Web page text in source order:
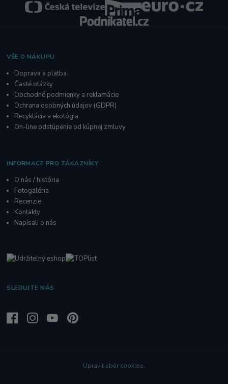
VŠE O NÁKUPU
Doprava a platba
Časté otázky
Obchodné podmienky a reklamácie
Ochrana osobných údajov (GDPR)
Recyklácia a ekológia
On-line odstúpenie od kúpnej zmluvy
INFORMACE PRO ZÁKAZNÍKY
O nás / história
Fotogaléria
Recenzie
Kontakty
Napísali o nás
SLEDUJTE NÁS
Upravit sběr cookies.